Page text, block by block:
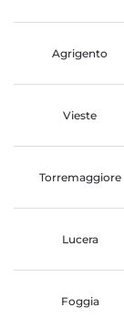
Agrigento
Vieste
Torremaggiore
Lucera
Foggia